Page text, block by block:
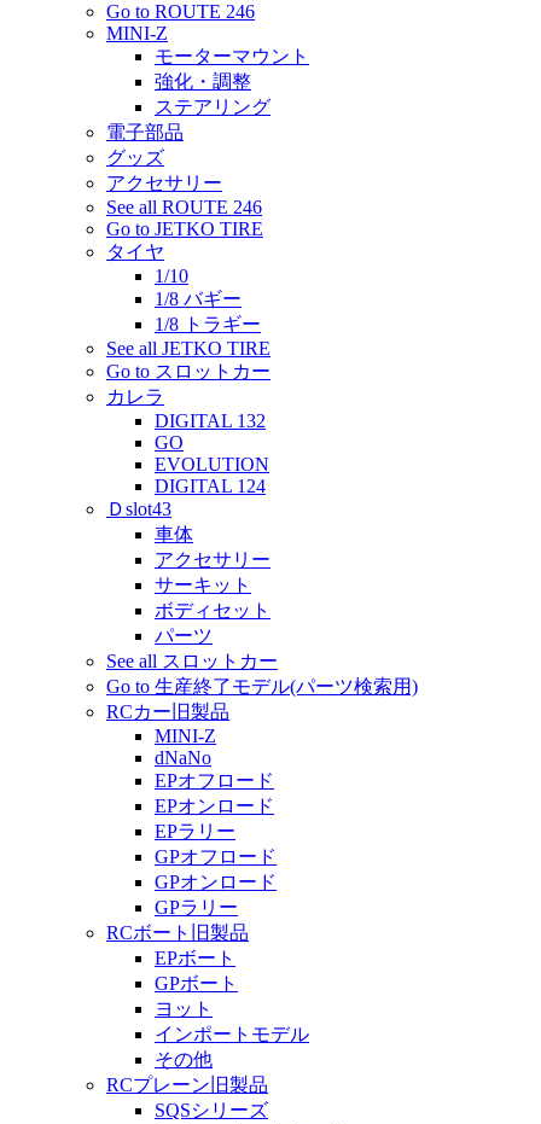
Go to ROUTE 246
MINI-Z
モーターマウント
強化・調整
ステアリング
電子部品
グッズ
アクセサリー
See all ROUTE 246
Go to JETKO TIRE
タイヤ
1/10
1/8 バギー
1/8 トラギー
See all JETKO TIRE
Go to スロットカー
カレラ
DIGITAL 132
GO
EVOLUTION
DIGITAL 124
Ｄslot43
車体
アクセサリー
サーキット
ボディセット
パーツ
See all スロットカー
Go to 生産終了モデル(パーツ検索用)
RCカー旧製品
MINI-Z
dNaNo
EPオフロード
EPオンロード
EPラリー
GPオフロード
GPオンロード
GPラリー
RCボート旧製品
EPボート
GPボート
ヨット
インポートモデル
その他
RCプレーン旧製品
SQSシリーズ